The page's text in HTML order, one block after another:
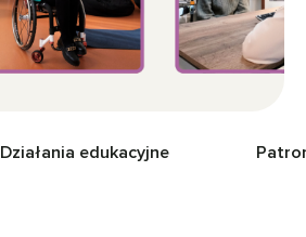
Działania edukacyjne